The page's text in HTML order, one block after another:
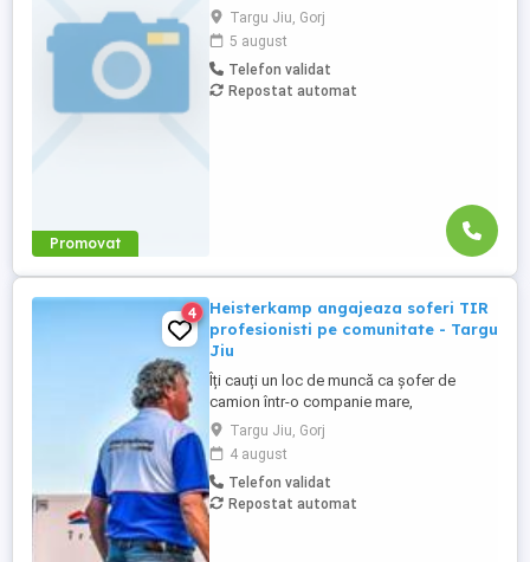
Promovat
2700 luna net 12.000 km (garantat) Prima
0,06 camion km extra peste 12000 km; +
100 prima la angajare pt. ADR; + 300 prima
pentru 6 luni lucrate; + 300 prima pentru 9
luni lucrate; + 300 prima pentru 12 luni
Targu Jiu, Gorj
5 august
Telefon validat
Repostat automat
4
Heisterkamp angajeaza soferi TIR
profesionisti pe comunitate - Targu
Jiu
Îți cauți un loc de muncă ca șofer de
camion într-o companie mare,
internațională și stabilă? Atunci vino în
echipa Heisterkamp! Angajăm șoferi cu
sau fără experiență și echipaje pentru
transport internațional. Beneficii: training
de inițiere la începutul activității în cadrul
Targu Jiu, Gorj
4 august
Telefon validat
Repostat automat